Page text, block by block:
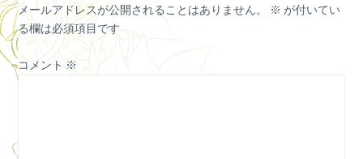
メールアドレスが公開されることはありません。 ※ が付いてい
る欄は必須項目です
コメント ※